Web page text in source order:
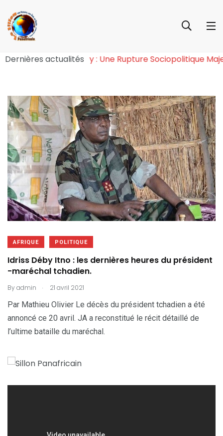
Dernières actualités
l’Effet Tchiroma Bakary : Une Rupture Sociopolitique
AFRIQUE POLITIQUE
Idriss Déby Itno : les dernières heures du président
-maréchal tchadien.
Byadmin . 21 avril 2021
Par Mathieu Olivier Le décès du président tchadien a été
annoncé ce 20 avril. JA a reconstitué le récit détaillé de
l’ultime bataille du maréchal.